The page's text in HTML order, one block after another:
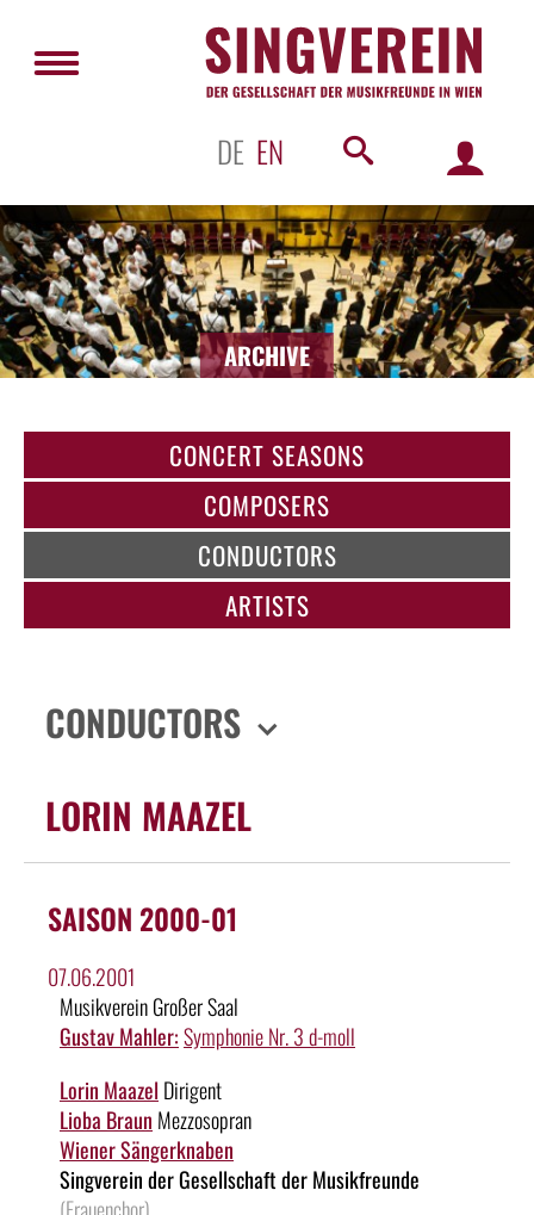
DE EN
ARCHIVE
CONCERT SEASONS
COMPOSERS
CONDUCTORS
ARTISTS
CONDUCTORS
LORIN MAAZEL
SAISON 2000-01
07.06.2001
Musikverein Großer Saal
Gustav Mahler:Symphonie Nr. 3 d-moll
Lorin Maazel Dirigent
Lioba Braun Mezzosopran
Wiener Sängerknaben
Singverein der Gesellschaft der Musikfreunde
(Frauenchor)